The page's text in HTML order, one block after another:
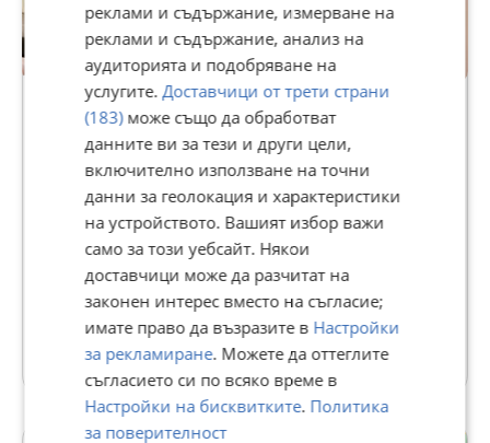
Premium
КРАСИ-М79
642рейтинг
В Bazar.BG от 29 март 2013г.
Последно активен днес в 08:20 ч.
Телефон(и):
https://www.alo.bg/users/mebelikrasi.m
501 Обяви
реклами и съдържание, измерване на
реклами и съдържание, анализ на
аудиторията и подобряване на
услугите.Доставчици от трети страни
(183)може също да обработват
данните ви за тези и други цели,
включително използване на точни
данни за геолокация и характеристики
на устройството. Вашият избор важи
само за този уебсайт. Някои
доставчици може да разчитат на
законен интерес вместо на съгласие;
имате право да възразите в Настройки
за рекламиране. Можете да оттеглите
съгласието си по всяко време в
Настройки на бисквитките. Политика
за поверителност